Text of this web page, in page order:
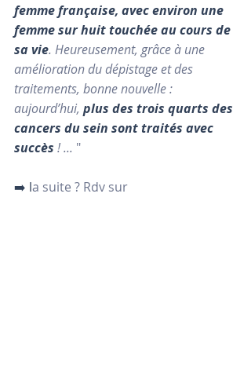
femme française, avec environ une
femme sur huit touchée au cours de
sa vie. Heureusement, grâce à une
amélioration du dépistage et des
traitements, bonne nouvelle :
aujourd’hui, plus des trois quarts des
cancers du sein sont traités avec
succès ! ... "
➡️ la suite ? Rdv sur